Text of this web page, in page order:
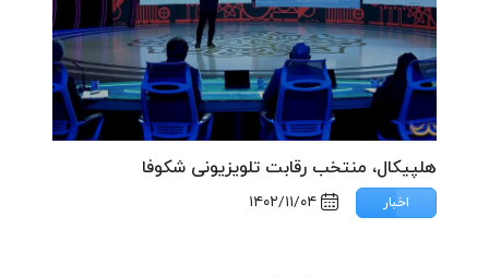
هلپیکال، منتخب رقابت تلویزیونی شکوفا
اخبار ۱۴۰۲/۱۱/۰۴